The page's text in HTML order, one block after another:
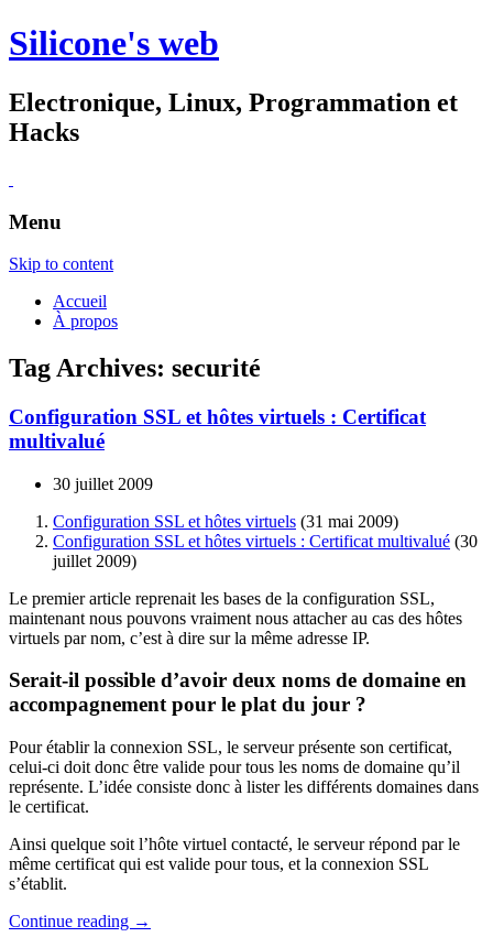
Silicone's web
Electronique, Linux, Programmation et
Hacks
Menu
Skip to content
Accueil
À propos
Tag Archives: securité
Configuration SSL et hôtes virtuels : Certificat
multivalué
30 juillet 2009
Configuration SSL et hôtes virtuels (31 mai 2009)
Configuration SSL et hôtes virtuels : Certificat multivalué (30
juillet 2009)
Le premier article reprenait les bases de la configuration SSL,
maintenant nous pouvons vraiment nous attacher au cas des hôtes
virtuels par nom, c’est à dire sur la même adresse IP.
Serait-il possible d’avoir deux noms de domaine en
accompagnement pour le plat du jour ?
Pour établir la connexion SSL, le serveur présente son certificat,
celui-ci doit donc être valide pour tous les noms de domaine qu’il
représente. L’idée consiste donc à lister les différents domaines dans
le certificat.
Ainsi quelque soit l’hôte virtuel contacté, le serveur répond par le
même certificat qui est valide pour tous, et la connexion SSL
s’établit.
Continue reading →